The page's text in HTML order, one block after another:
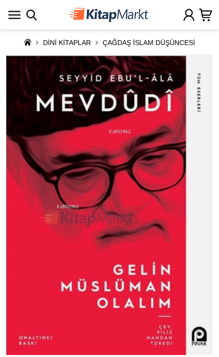
DİNİ KİTAPLAR ÇAĞDAŞ İSLAM DÜŞÜNCESİ